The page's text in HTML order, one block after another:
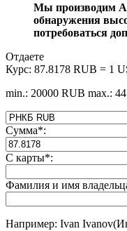
Мы производим
обнаружения
потребоваться
Отдаете
Курс: 87.8178 RUB = 1
min.: 20000 RUB max.:
Сумма*:
С карты*:
Фамилия и имя
Например: Ivan